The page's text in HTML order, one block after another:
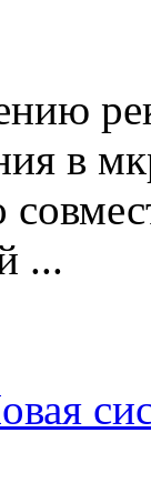
в
...